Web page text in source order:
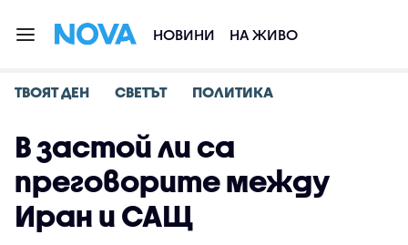
НОВИНИ НА ЖИВО
ТВОЯТ ДЕН СВЕТЪТ ПОЛИТИКА
В застой ли са
преговорите между
Иран и САЩ